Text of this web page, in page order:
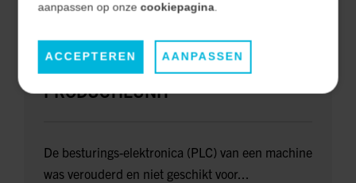
WATER
HET VERVANGEN EN UPGRADEN
VAN DE BESTURING VAN EEN
PRODUCTIEUNIT
De besturings-elektronica (PLC) van een machine
was verouderd en niet geschikt voor...
aanpassen op onzecookiepagina.
ACCEPTEREN AANPASSEN